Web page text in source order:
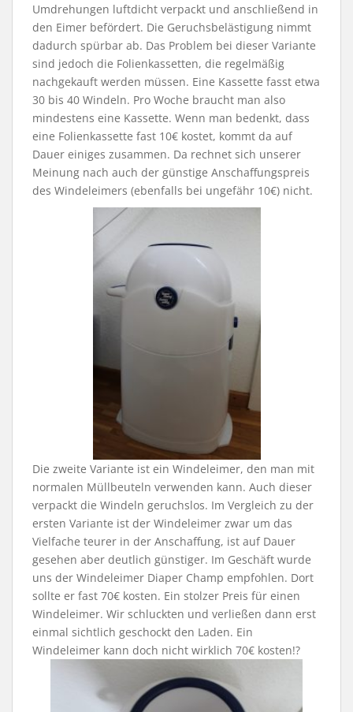
Umdrehungen luftdicht verpackt und anschließend in
den Eimer befördert. Die Geruchsbelästigung nimmt
dadurch spürbar ab. Das Problem bei dieser Variante
sind jedoch die Folienkassetten, die regelmäßig
nachgekauft werden müssen. Eine Kassette fasst etwa
30 bis 40 Windeln. Pro Woche braucht man also
mindestens eine Kassette. Wenn man bedenkt, dass
eine Folienkassette fast 10€ kostet, kommt da auf
Dauer einiges zusammen. Da rechnet sich unserer
Meinung nach auch der günstige Anschaffungspreis
des Windeleimers (ebenfalls bei ungefähr 10€) nicht.
Die zweite Variante ist ein Windeleimer, den man mit
normalen Müllbeuteln verwenden kann. Auch dieser
verpackt die Windeln geruchslos. Im Vergleich zu der
ersten Variante ist der Windeleimer zwar um das
Vielfache teurer in der Anschaffung, ist auf Dauer
gesehen aber deutlich günstiger. Im Geschäft wurde
uns der Windeleimer Diaper Champ empfohlen. Dort
sollte er fast 70€ kosten. Ein stolzer Preis für einen
Windeleimer. Wir schluckten und verließen dann erst
einmal sichtlich geschockt den Laden. Ein
Windeleimer kann doch nicht wirklich 70€ kosten!?